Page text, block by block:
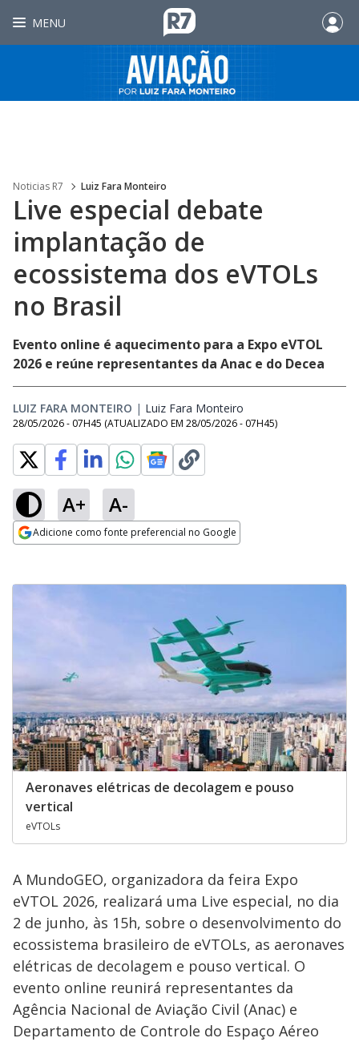
MENU
Noticias R7 Luiz Fara Monteiro
Live especial debate
implantação de
ecossistema dos eVTOLs
no Brasil
Evento online é aquecimento para a Expo eVTOL
2026 e reúne representantes da Anac e do Decea
LUIZ FARA MONTEIRO | Luiz Fara Monteiro
28/05/2026 - 07H45 (ATUALIZADO EM 28/05/2026 - 07H45)
A+ A-
Adicione como fonte preferencial no Google
Aeronaves elétricas de decolagem e pouso
vertical
eVTOLs
A MundoGEO, organizadora da feira Expo
eVTOL 2026, realizará uma Live especial, no dia
2 de junho, às 15h, sobre o desenvolvimento do
ecossistema brasileiro de eVTOLs, as aeronaves
elétricas de decolagem e pouso vertical. O
evento online reunirá representantes da
Agência Nacional de Aviação Civil (Anac) e
Departamento de Controle do Espaço Aéreo